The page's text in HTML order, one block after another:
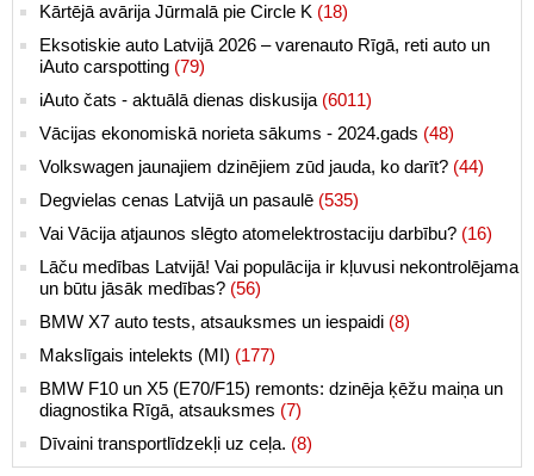
Kārtējā avārija Jūrmalā pie Circle K (18)
Eksotiskie auto Latvijā 2026 – varenauto Rīgā, reti auto un
iAuto carspotting (79)
iAuto čats - aktuālā dienas diskusija (6011)
Vācijas ekonomiskā norieta sākums - 2024.gads (48)
Volkswagen jaunajiem dzinējiem zūd jauda, ko darīt? (44)
Degvielas cenas Latvijā un pasaulē (535)
Vai Vācija atjaunos slēgto atomelektrostaciju darbību? (16)
Lāču medības Latvijā! Vai populācija ir kļuvusi nekontrolējama
un būtu jāsāk medības? (56)
BMW X7 auto tests, atsauksmes un iespaidi (8)
Makslīgais intelekts (MI) (177)
BMW F10 un X5 (E70/F15) remonts: dzinēja ķēžu maiņa un
diagnostika Rīgā, atsauksmes (7)
Dīvaini transportlīdzekļi uz ceļa. (8)